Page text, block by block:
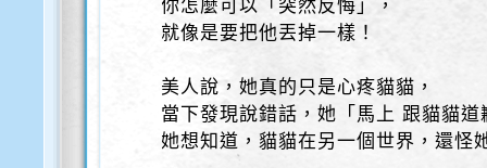
你怎麼可以「突然反悔」，
就像是要把他丟掉一樣！
美人說，她真的只是心疼貓貓，
當下發現說錯話，她「馬上 跟貓貓道
她想知道，貓貓在另一個世界，還怪